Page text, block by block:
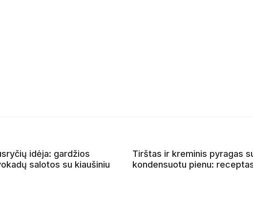
idėja: gardžios
salotos su kiaušiniu
Tirštas ir kreminis pyragas
kondensuotu pienu: